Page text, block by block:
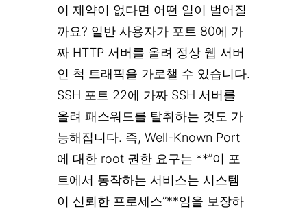
이 제약이 없다면 어떤 일이 벌어질
까요? 일반 사용자가 포트 80에 가
짜 HTTP 서버를 올려 정상 웹 서버
인 척 트래픽을 가로챌 수 있습니다.
SSH 포트 22에 가짜 SSH 서버를
올려 패스워드를 탈취하는 것도 가
능해집니다. 즉, Well-Known Port
에 대한 root 권한 요구는 **”이 포
트에서 동작하는 서비스는 시스템
이 신뢰한 프로세스”**임을 보장하